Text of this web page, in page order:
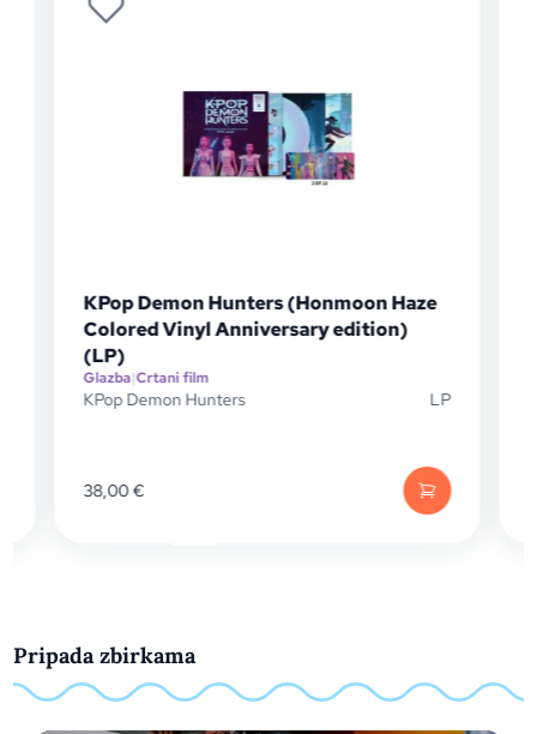
Haze
LP
Josh Groban - Cinematic (LP)
Josh Groban
Pripada zbirkama